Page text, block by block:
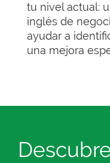
tu nivel actual:
inglés de
ayudar a
una mejora